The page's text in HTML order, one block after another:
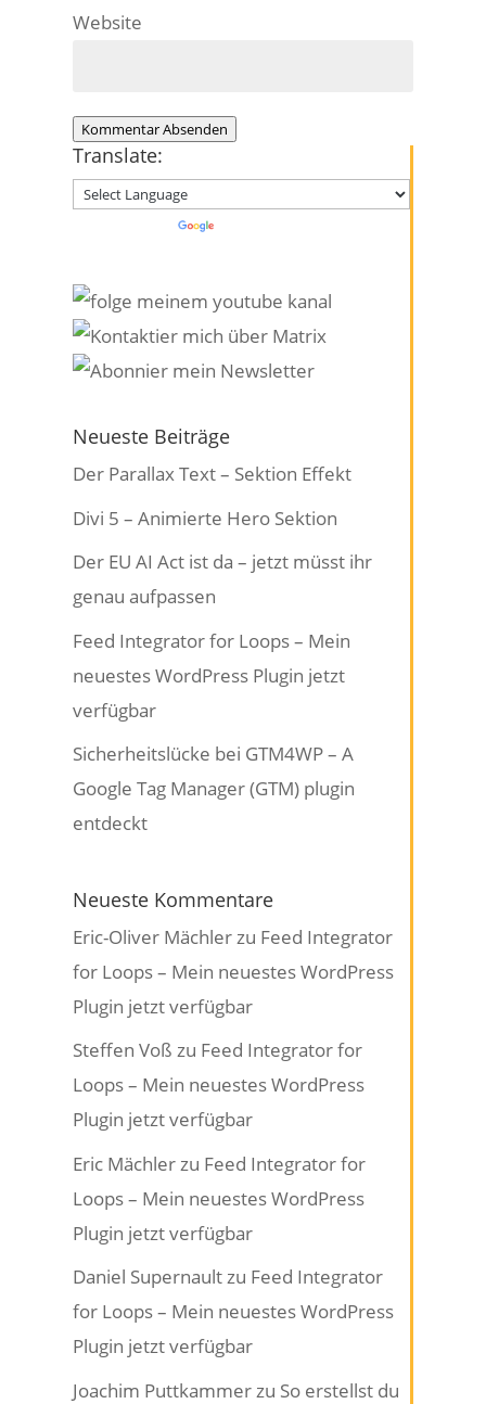
Website
Kommentar Absenden
Translate:
Powered by
Neueste Beiträge
Der Parallax Text – Sektion Effekt
Divi 5 – Animierte Hero Sektion
Der EU AI Act ist da – jetzt müsst ihr
genau aufpassen
Feed Integrator for Loops – Mein
neuestes WordPress Plugin jetzt
verfügbar
Sicherheitslücke bei GTM4WP – A
Google Tag Manager (GTM) plugin
entdeckt
Neueste Kommentare
Eric-Oliver Mächlerzu Feed Integrator
for Loops – Mein neuestes WordPress
Plugin jetzt verfügbar
Steffen Voß zu Feed Integrator for
Loops – Mein neuestes WordPress
Plugin jetzt verfügbar
Eric Mächlerzu Feed Integrator for
Loops – Mein neuestes WordPress
Plugin jetzt verfügbar
Daniel Supernaultzu Feed Integrator
for Loops – Mein neuestes WordPress
Plugin jetzt verfügbar
Joachim Puttkammerzu So erstellst du